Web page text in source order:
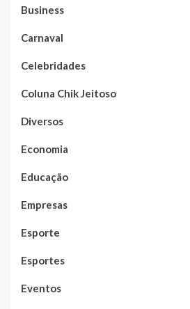
Business
Carnaval
Celebridades
Coluna Chik Jeitoso
Diversos
Economia
Educação
Empresas
Esporte
Esportes
Eventos